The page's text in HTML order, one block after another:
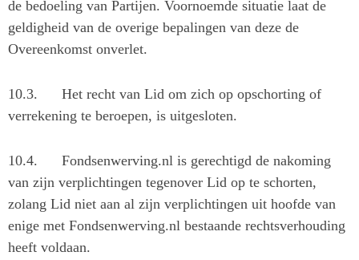
de bedoeling van Partijen. Voornoemde situatie laat de
geldigheid van de overige bepalingen van deze de
Overeenkomst onverlet.
10.3. Het recht van Lid om zich op opschorting of
verrekening te beroepen, is uitgesloten.
10.4. Fondsenwerving.nl is gerechtigd de nakoming
van zijn verplichtingen tegenover Lid op te schorten,
zolang Lid niet aan al zijn verplichtingen uit hoofde van
enige met Fondsenwerving.nl bestaande rechtsverhouding
heeft voldaan.